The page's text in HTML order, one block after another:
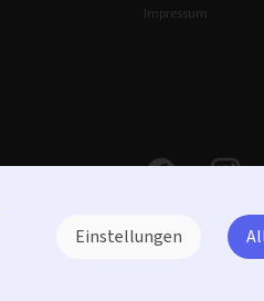
Einstellungen
Impressum